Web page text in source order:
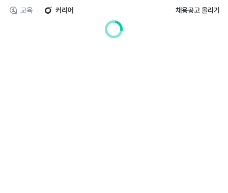
교육 커리어 채용공고 올리기